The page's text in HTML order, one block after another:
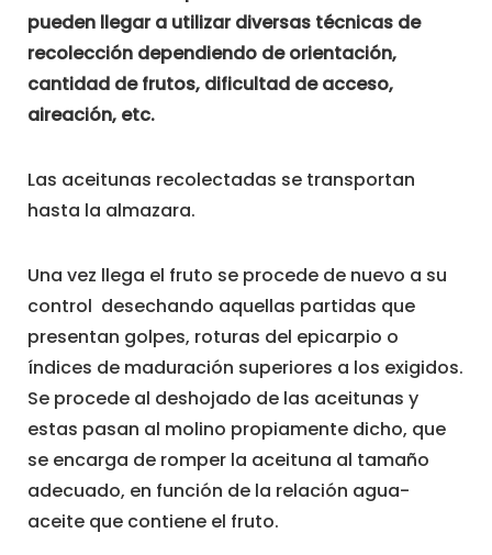
pueden llegar a utilizar diversas técnicas de
recolección dependiendo de orientación,
cantidad de frutos, dificultad de acceso,
aireación, etc.
Las aceitunas recolectadas se transportan
hasta la almazara.
Una vez llega el fruto se procede de nuevo a su
control desechando aquellas partidas que
presentan golpes, roturas del epicarpio o
índices de maduración superiores a los exigidos.
Se procede al deshojado de las aceitunas y
estas pasan al molino propiamente dicho, que
se encarga de romper la aceituna al tamaño
adecuado, en función de la relación agua-
aceite que contiene el fruto.